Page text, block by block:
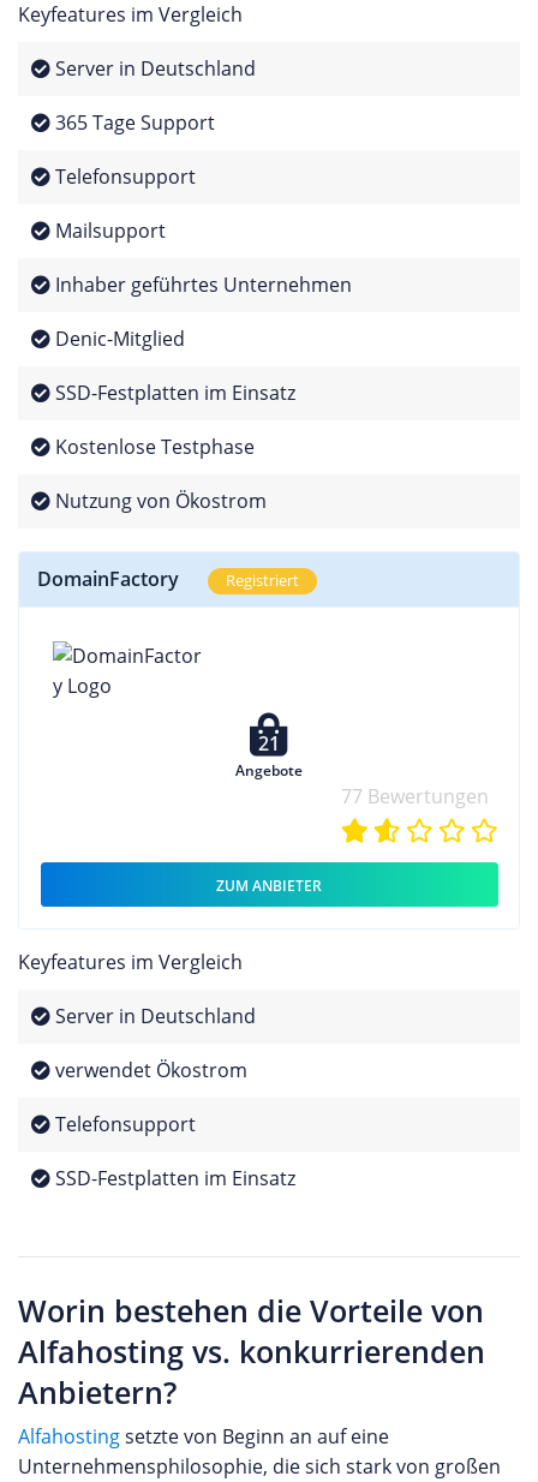
Keyfeatures im Vergleich
Server in Deutschland
365 Tage Support
Telefonsupport
Mailsupport
Inhaber geführtes Unternehmen
Denic-Mitglied
SSD-Festplatten im Einsatz
Kostenlose Testphase
Nutzung von Ökostrom
DomainFactory Registriert
21
Angebote
77 Bewertungen
ZUM ANBIETER
Keyfeatures im Vergleich
Server in Deutschland
verwendet Ökostrom
Telefonsupport
SSD-Festplatten im Einsatz
Worin bestehen die Vorteile von
Alfahosting vs. konkurrierenden
Anbietern?
Alfahostingsetzte von Beginn an auf eine
Unternehmensphilosophie, die sich stark von großen